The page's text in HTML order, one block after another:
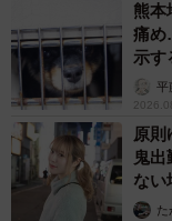
熊本
痛め
示す
平
原
鬼
ない
スト
た